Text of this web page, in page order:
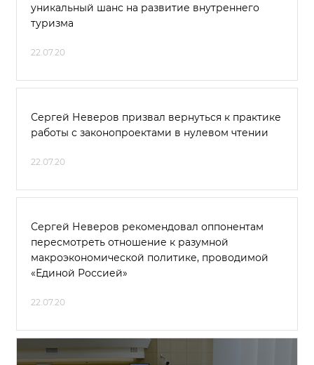
уникальный шанс на развитие внутреннего
туризма
22.07.20
Сергей Неверов призвал вернуться к практике
работы с законопроектами в нулевом чтении
22.07.20
Сергей Неверов рекомендовал оппонентам
пересмотреть отношение к разумной
макроэкономической политике, проводимой
«Единой Россией»
22.07.20